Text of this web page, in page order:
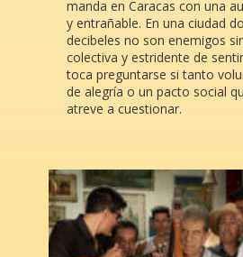
manda en Caracas con una
y entrañable. En una ciudad
decibeles no son enemigos
colectiva y estridente de
toca preguntarse si tanto
de alegría o un pacto social
atreve a cuestionar.